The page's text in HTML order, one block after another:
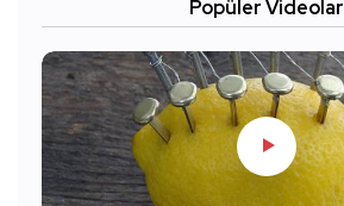
Popüler Videolar